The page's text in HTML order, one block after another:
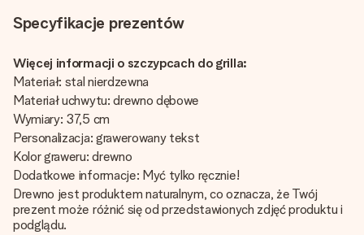
Specyfikacje prezentów
Więcej informacji o szczypcach do grilla:
Materiał: stal nierdzewna
Materiał uchwytu: drewno dębowe
Wymiary: 37,5 cm
Personalizacja: grawerowany tekst
Kolor graweru: drewno
Dodatkowe informacje: Myć tylko ręcznie!
Drewno jest produktem naturalnym, co oznacza, że Twój
prezent może różnić się od przedstawionych zdjęć produktu i
podglądu.